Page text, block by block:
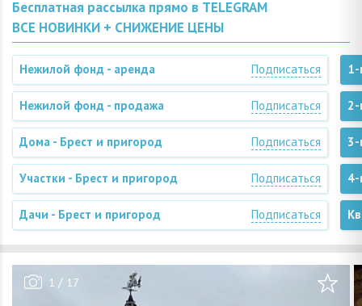
Бесплатная рассылка прямо в TELEGRAM
ВСЕ НОВИНКИ + СНИЖЕНИЕ ЦЕНЫ
Нежилой фонд - аренда Подписаться
Нежилой фонд - продажа Подписаться
Дома - Брест и пригород Подписаться
Участки - Брест и пригород Подписаться
Дачи - Брест и пригород Подписаться
1-
2-
3-
4-
1 / 17